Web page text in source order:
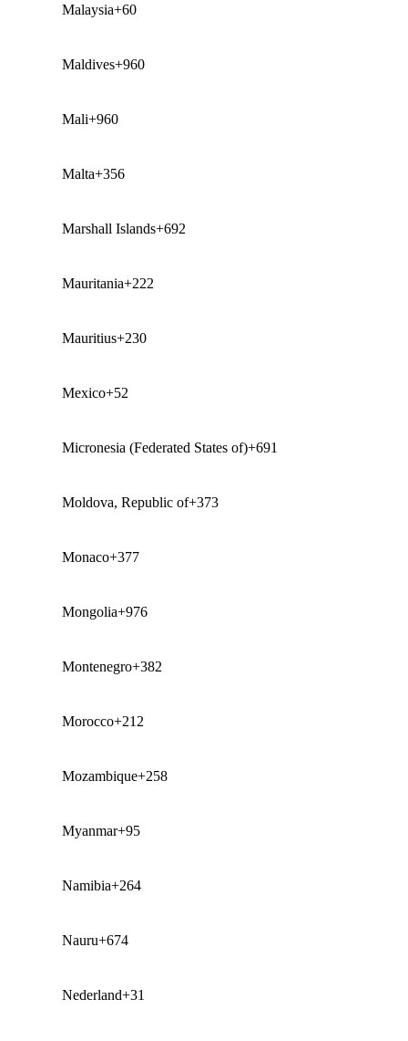
Malaysia+60
Maldives+960
Mali+960
Malta+356
Marshall Islands+692
Mauritania+222
Mauritius+230
Mexico+52
Micronesia (Federated States of)+691
Moldova, Republic of+373
Monaco+377
Mongolia+976
Montenegro+382
Morocco+212
Mozambique+258
Myanmar+95
Namibia+264
Nauru+674
Nederland+31